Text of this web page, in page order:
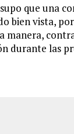
que una
bien vista,
manera,
durante las